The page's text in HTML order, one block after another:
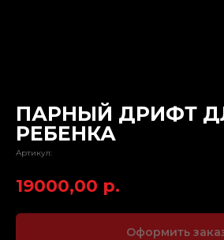
ПАРНЫЙ ДРИФТ
РЕБЕНКА
Артикул:
19000,00 р.
Оформить